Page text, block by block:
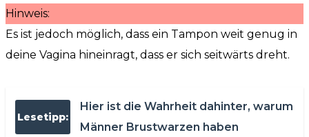
Hinweis:
Es ist jedoch möglich, dass ein Tampon weit genug in
deine Vagina hineinragt, dass er sich seitwärts dreht.
Lesetipp:
Hier ist die Wahrheit dahinter, warum
Männer Brustwarzen haben